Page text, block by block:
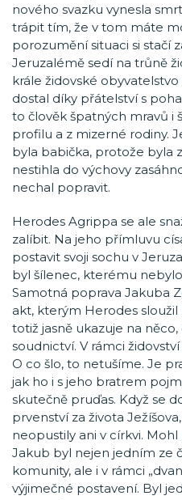
nového svazku vynesla
trápit tím, že v tom máte
porozumění situaci si stačí
Jeruzalémě sedí na trůně
krále židovské
dostal díky přátelství s
to člověk špatných mravů i
profilu a z mizerné rodiny.
byla babička, protože byla
nestihla do výchovy
nechal popravit.
Herodes Agrippa se ale
zalíbit. Na jeho přímluvu
postavit svoji sochu v
byl šílenec, kterému
Samotná poprava Jakuba
akt, kterým Herodes
totiž jasně ukazuje na
soudnictví. V rámci
O co šlo, to netušíme. Je
jak ho i s jeho bratrem
skutečně pruďas. Když se
prvenství za života
neopustily ani v církvi.
Jakub byl nejen jedním ze
komunity, ale i v rámci
výjimečné postavení. Byl